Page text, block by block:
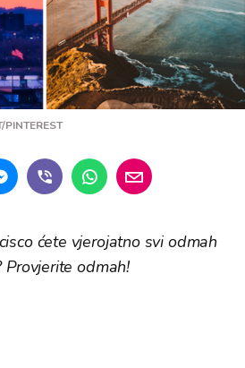
PINTEREST
ćete vjerojatno svi odmah
odmah!